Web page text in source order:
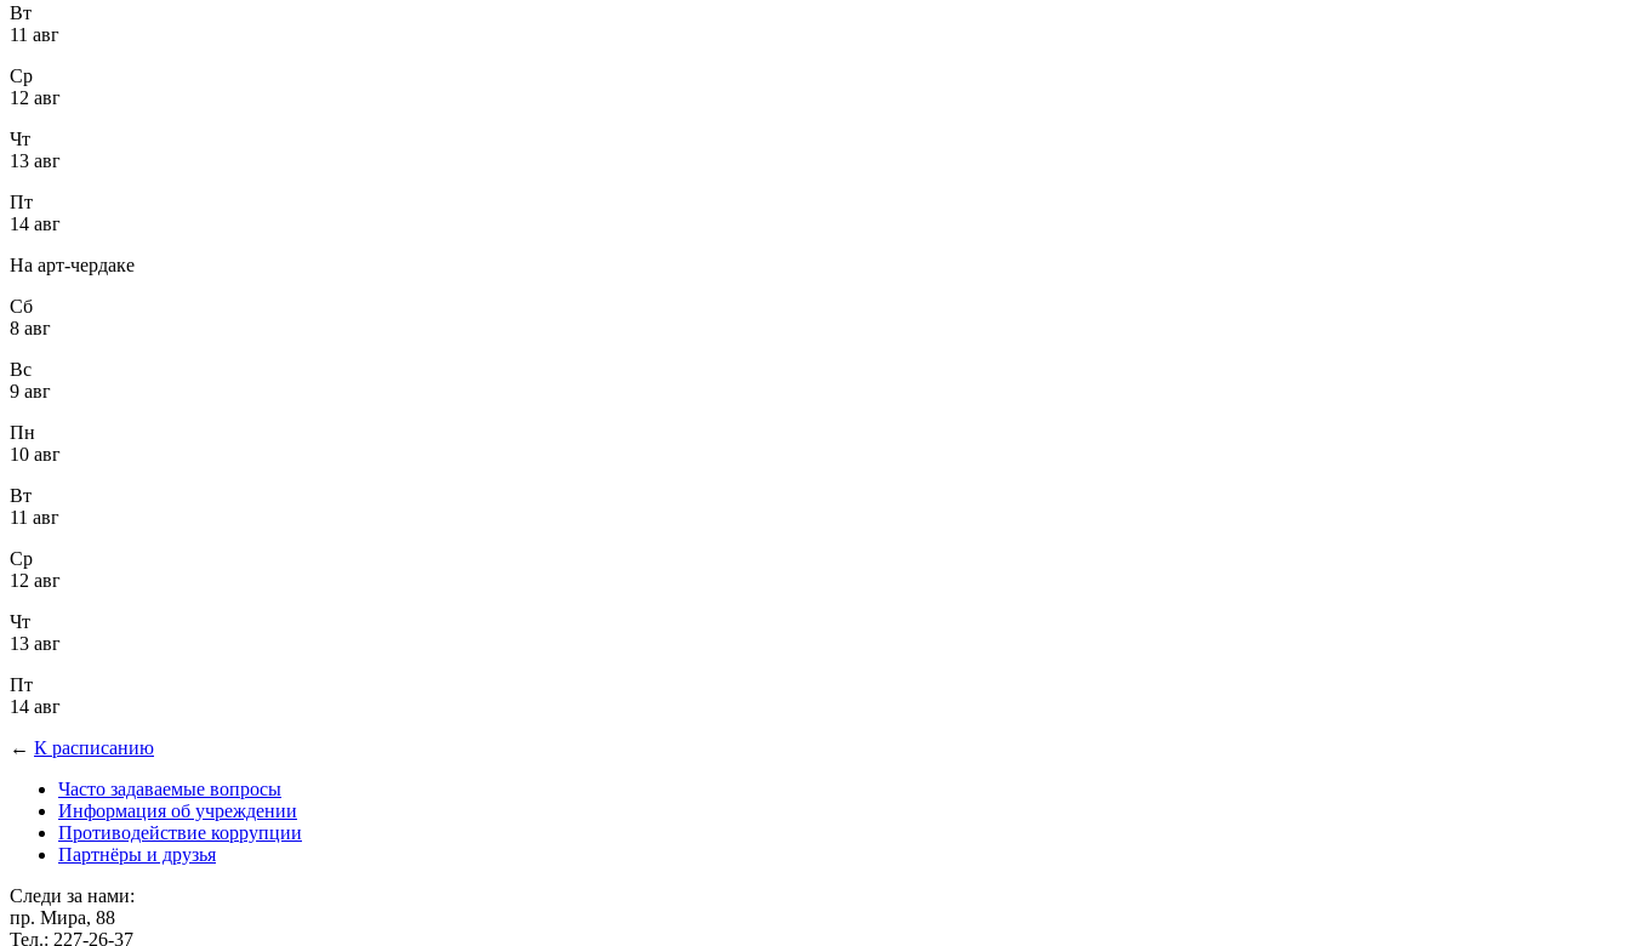
Вт
11 авг
Ср
12 авг
Чт
13 авг
Пт
14 авг
На арт-чердаке
Сб
8 авг
Вс
9 авг
Пн
10 авг
Вт
11 авг
Ср
12 авг
Чт
13 авг
Пт
14 авг
← К расписанию
Часто задаваемые вопросы
Информация об учреждении
Противодействие коррупции
Партнёры и друзья
Следи за нами:
пр. Мира, 88
Тел.: 227-26-37